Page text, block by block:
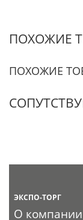
ПОХОЖИЕ
ПОХОЖИЕ
ЭКСПО-ТОРГ
О компании